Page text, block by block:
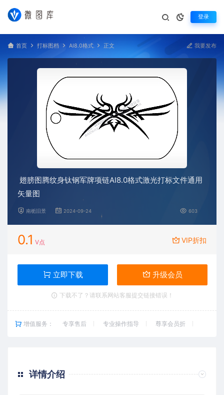
登录
首页 打标图档 AI8.0格式 正文 我要发布
翅膀图腾纹身钛钢军牌项链AI8.0格式激光打标文件通用
矢量图
南栀旧景 2024-09-24 603
0.1 V点 VIP折扣
立即下载 升级会员
下载不了？请联系网站客服提交链接错误！
增值服务： 专享售后 专业操作指导 尊享会员折
详情介绍